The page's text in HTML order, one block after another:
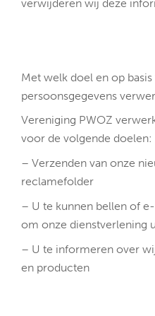
verwijderen wij deze
Met welk doel en op
persoonsgegevens
Vereniging PWOZ
voor de volgende doelen:
– Verzenden van onze
reclamefolder
– U te kunnen bellen of
om onze dienstverlening
– U te informeren over
en producten